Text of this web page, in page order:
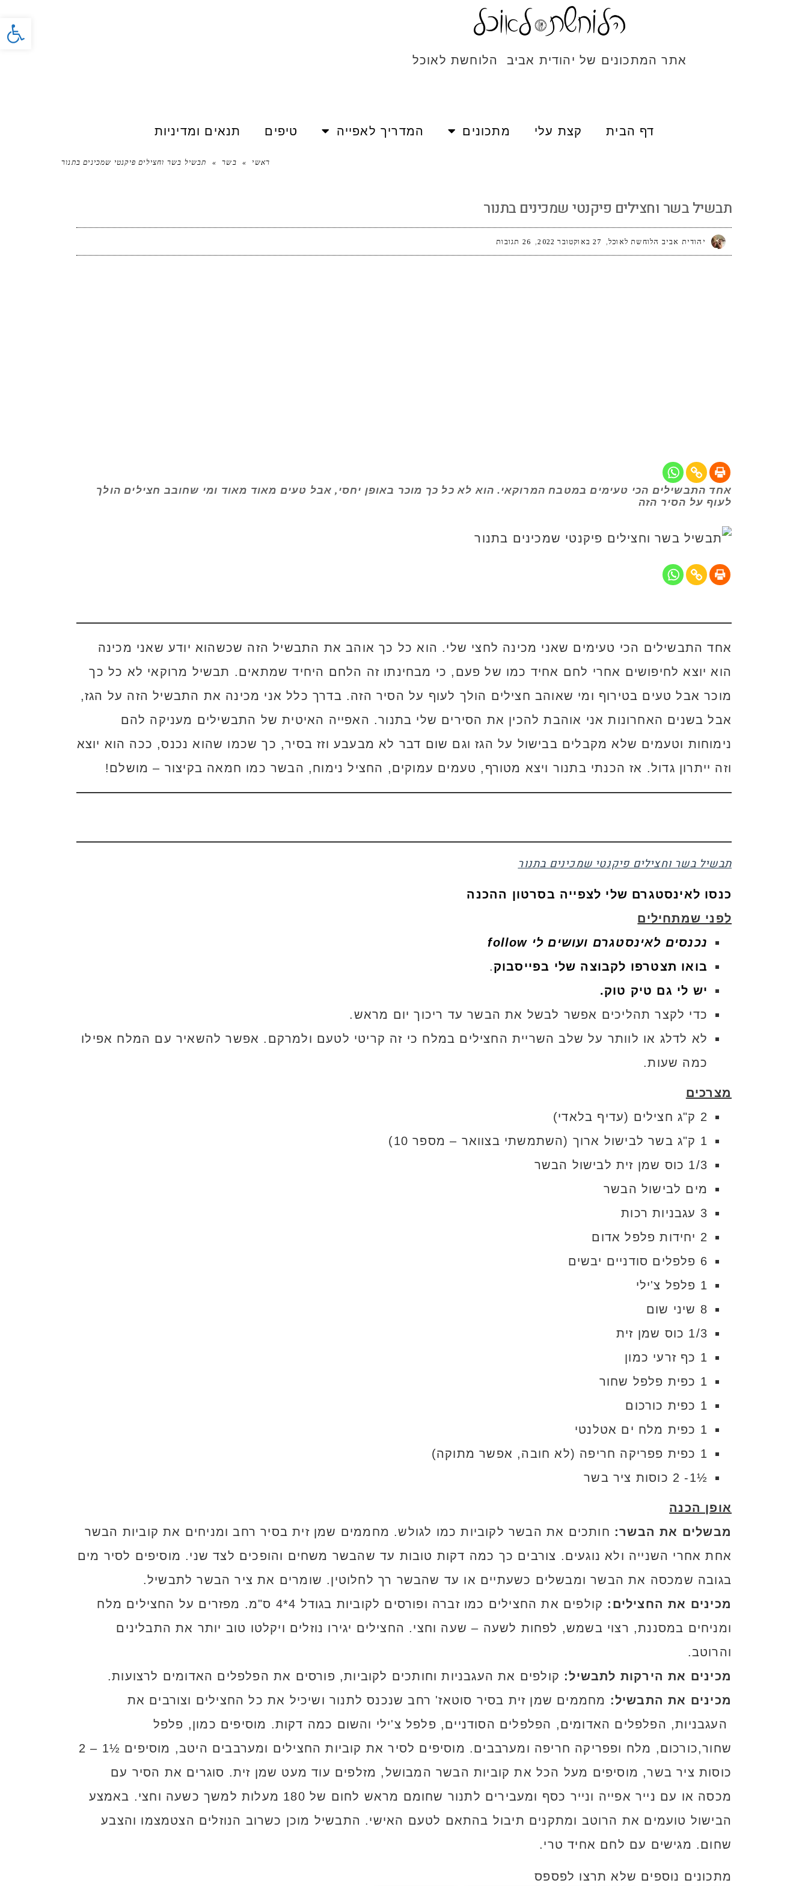
פתח
אתר המתכונים של יהודית אביב הלוחשת לאוכל
דף הבית קצת עלי מתכונים המדריך לאפייה טיפים תנאים ומדיניות
ראשי » בשר » תבשיל בשר וחצילים פיקנטי שמכינים בתנור
תבשיל בשר וחצילים פיקנטי שמכינים בתנור
יהודית אביב הלוחשת לאוכל 27 באוקטובר 2022 26 תגובות
אחד התבשילים הכי טעימים במטבח המרוקאי. הוא לא כל כך מוכר באופן יחסי, אבל טעים מאוד מאוד ומי שחובב חצילים הולך
לעוף על הסיר הזה
אחד התבשילים הכי טעימים שאני מכינה לחצי שלי. הוא כל כך אוהב את התבשיל הזה שכשהוא יודע שאני מכינה
הוא יוצא לחיפושים אחרי לחם אחיד כמו של פעם, כי מבחינתו זה הלחם היחיד שמתאים. תבשיל מרוקאי לא כל כך
מוכר אבל טעים בטירוף ומי שאוהב חצילים הולך לעוף על הסיר הזה. בדרך כלל אני מכינה את התבשיל הזה על הגז,
אבל בשנים האחרונות אני אוהבת להכין את הסירים שלי בתנור. האפייה האיטית של התבשילים מעניקה להם
נימוחות וטעמים שלא מקבלים בבישול על הגז וגם שום דבר לא מבעבע וזז בסיר, כך שכמו שהוא נכנס, ככה הוא יוצא
וזה ייתרון גדול. אז הכנתי בתנור ויצא מטורף, טעמים עמוקים, החציל נימוח, הבשר כמו חמאה בקיצור – מושלם!
תבשיל בשר וחצילים פיקנטי שמכינים בתנור
כנסו לאינסטגרם שלי לצפייה בסרטון ההכנה
לפני שמתחילים
נכנסים לאינסטגרם ועושים לי follow
בואו תצטרפו לקבוצה שלי בפייסבוק.
יש לי גם טיק טוק.
כדי לקצר תהליכים אפשר לבשל את הבשר עד ריכוך יום מראש.
לא לדלג או לוותר על שלב השריית החצילים במלח כי זה קריטי לטעם ולמרקם. אפשר להשאיר עם המלח אפילו
כמה שעות.
מצרכים
2 ק"ג חצילים (עדיף בלאדי)
1 ק"ג בשר לבישול ארוך (השתמשתי בצוואר – מספר 10)
1/3 כוס שמן זית לבישול הבשר
מים לבישול הבשר
3 עגבניות רכות
2 יחידות פלפל אדום
6 פלפלים סודניים יבשים
1 פלפל צ'ילי
8 שיני שום
1/3 כוס שמן זית
1 כף זרעי כמון
1 כפית פלפל שחור
1 כפית כורכום
1 כפית מלח ים אטלנטי
1 כפית פפריקה חריפה (לא חובה, אפשר מתוקה)
½1- 2 כוסות ציר בשר
אופן הכנה
מבשלים את הבשר: חותכים את הבשר לקוביות כמו לגולש. מחממים שמן זית בסיר רחב ומניחים את קוביות הבשר
אחת אחרי השנייה ולא נוגעים. צורבים כך כמה דקות טובות עד שהבשר משחים והופכים לצד שני. מוסיפים לסיר מים
בגובה שמכסה את הבשר ומבשלים כשעתיים או עד שהבשר רך לחלוטין. שומרים את ציר הבשר לתבשיל.
מכינים את החצילים:
קולפים את החצילים כמו זברה ופורסים לקוביות בגודל 4*4 ס"מ. מפזרים על החצילים מלח
ומניחים במסננת, רצוי בשמש, לפחות לשעה – שעה וחצי. החצילים יגירו נוזלים ויקלטו טוב יותר את התבלינים
והרוטב.
מכינים את הירקות לתבשיל: קולפים את העגבניות וחותכים לקוביות, פורסים את הפלפלים האדומים לרצועות.
מכינים את התבשיל: מחממים שמן זית בסיר סוטאז' רחב שנכנס לתנור ושיכיל את כל החצילים וצורבים את
העגבניות, הפלפלים האדומים, הפלפלים הסודניים, פלפל צ'ילי והשום כמה דקות. מוסיפים כמון, פלפל
שחור,כורכום, מלח ופפריקה חריפה ומערבבים. מוסיפים לסיר את קוביות החצילים ומערבבים היטב, מוסיפים ½1 – 2
כוסות ציר בשר, מוסיפים מעל הכל את קוביות הבשר המבושל, מזלפים עוד מעט שמן זית. סוגרים את הסיר עם
מכסה או עם נייר אפייה ונייר כסף ומעבירים לתנור שחומם מראש לחום של 180 מעלות למשך כשעה וחצי. באמצע
הבישול טועמים את הרוטב ומתקנים תיבול בהתאם לטעם האישי. התבשיל מוכן כשרוב הנוזלים הצטמצמו והצבע
שחום. מגישים עם לחם אחיד טרי.
מתכונים נוספים שלא תרצו לפספס